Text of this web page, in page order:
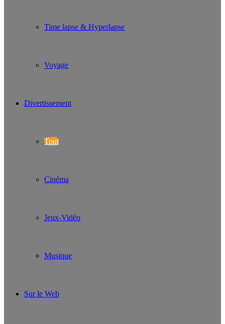
Time lapse & Hyperlapse
Voyage
Divertissement
Tout
Cinéma
Jeux-Vidéo
Musique
Sur le Web